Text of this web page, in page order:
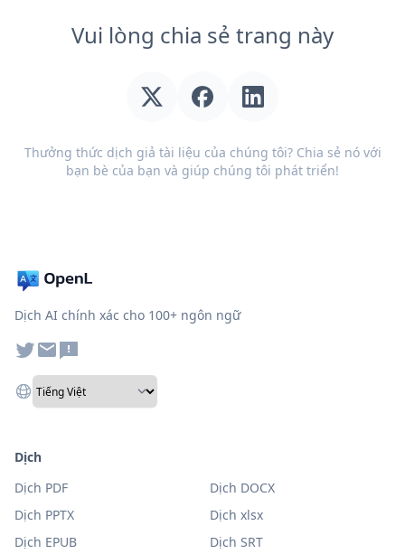
Vui lòng chia sẻ trang này
Thưởng thức dịch giả tài liệu của chúng tôi? Chia sẻ nó với
bạn bè của bạn và giúp chúng tôi phát triển!
Dịch AI chính xác cho 100+ ngôn ngữ
Dịch
Dịch PDF
Dịch DOCX
Dịch PPTX
Dịch xlsx
Dịch EPUB
Dịch SRT